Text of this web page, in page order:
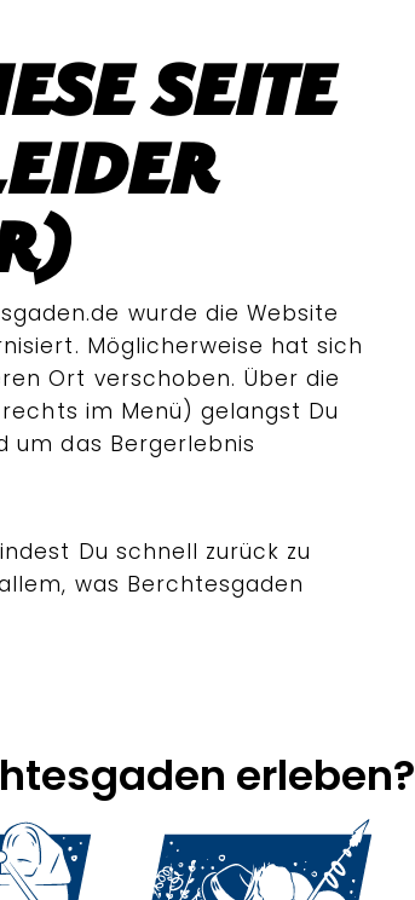
Seite
wurde die Website
Möglicherweise hat sich
Ort verschoben. Über die
im Menü) gelangst Du
um das Bergerlebnis
Du schnell zurück zu
was Berchtesgaden
erleben?